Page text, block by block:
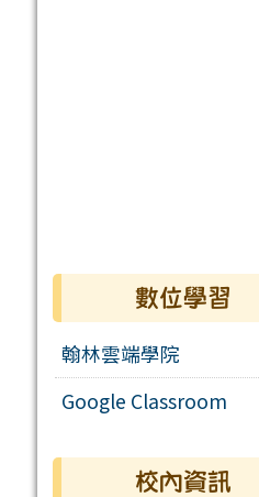
數位學習
翰林雲端學院
Google Classroom
校內資訊